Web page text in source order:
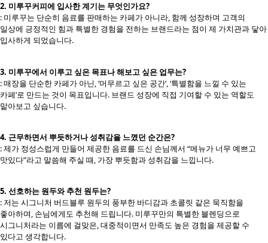
2. 미루꾸커피에 입사한 계기는 무엇인가요?
: 미루꾸는 단순히 음료를 판매하는 카페가 아니라, 함께 성장하며 고객의
일상에 긍정적인 힘과 특별한 경험을 전하는 브랜드라는 점이 제 가치관과 닿아
입사하게 되었습니다.
3. 미루꾸에서 이루고 싶은 목표나 해보고 싶은 업무는?
: 매장을 단순한 카페가 아닌, ‘머무르고 싶은 공간’, ‘특별함을 느낄 수 있는
카페’로 만드는 것이 목표입니다. 브랜드 성장에 직접 기여할 수 있는 역할도
맡아보고 싶습니다.
4. 근무하면서 뿌듯하거나 성취감을 느꼈던 순간은?
: 제가 정성스럽게 만들어 제공한 음료를 드신 손님께서 “메뉴가 너무 예쁘고
맛있다”라고 말씀해 주실 때, 가장 뿌듯함과 성취감을 느낍니다.
5. 선호하는 원두와 추천 원두는?
: 저는 시그니처 버드블루 원두의 풍부한 바디감과 초콜릿 같은 묵직함을
좋아하며, 손님에게도 추천해 드립니다. 미루꾸만의 특별한 블렌딩으로
시그니처라는 이름에 걸맞은, 대중적이면서 만족도 높은 경험을 제공할 수
있다고 생각합니다.